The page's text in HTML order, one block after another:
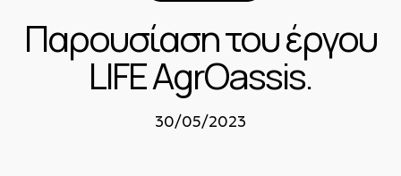
Παρουσίαση του έργου
LIFE AgrOassis.
30/05/2023